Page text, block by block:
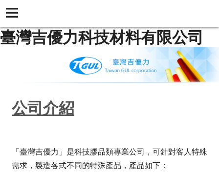
臺灣吉優力科技材料有限公司
公司介紹
「臺灣吉優力」是科技膠品類專業公司，可針對客人特殊
需求，製造各式不同的特殊產品，產品如下：